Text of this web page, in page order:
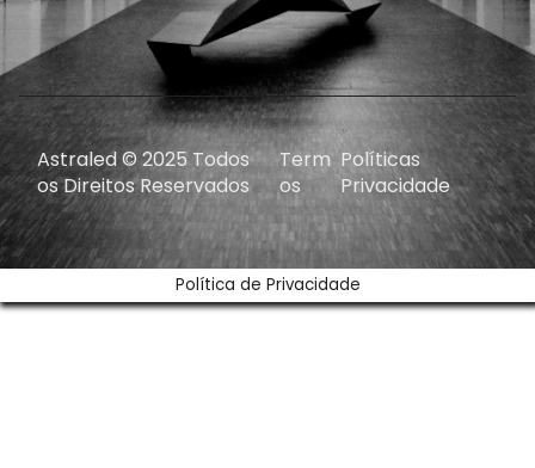
Astraled © 2025 Todos
os Direitos Reservados
Term
os
Políticas
Privacidade
Política de Privacidade